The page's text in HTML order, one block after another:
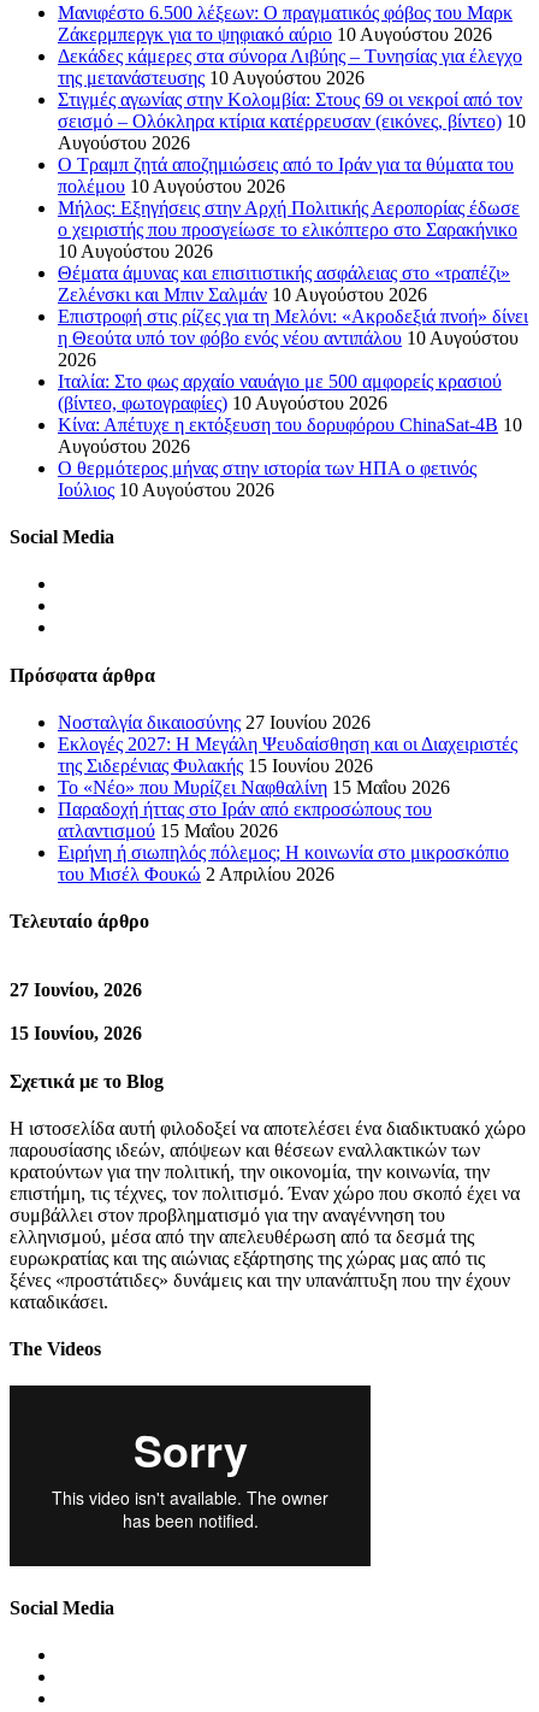
Μανιφέστο 6.500 λέξεων: Ο πραγματικός φόβος του Μαρκ
Ζάκερμπεργκ για το ψηφιακό αύριο 10 Αυγούστου 2026
Δεκάδες κάμερες στα σύνορα Λιβύης – Τυνησίας για έλεγχο
της μετανάστευσης 10 Αυγούστου 2026
Στιγμές αγωνίας στην Κολομβία: Στους 69 οι νεκροί από τον
σεισμό – Ολόκληρα κτίρια κατέρρευσαν (εικόνες, βίντεο) 10
Αυγούστου 2026
Ο Τραμπ ζητά αποζημιώσεις από το Ιράν για τα θύματα του
πολέμου 10 Αυγούστου 2026
Μήλος: Εξηγήσεις στην Αρχή Πολιτικής Αεροπορίας έδωσε
ο χειριστής που προσγείωσε το ελικόπτερο στο Σαρακήνικο
10 Αυγούστου 2026
Θέματα άμυνας και επισιτιστικής ασφάλειας στο «τραπέζι»
Ζελένσκι και Μπιν Σαλμάν 10 Αυγούστου 2026
Επιστροφή στις ρίζες για τη Μελόνι: «Ακροδεξιά πνοή» δίνει
η Θεούτα υπό τον φόβο ενός νέου αντιπάλου 10 Αυγούστου
2026
Ιταλία: Στο φως αρχαίο ναυάγιο με 500 αμφορείς κρασιού
(βίντεο, φωτογραφίες) 10 Αυγούστου 2026
Κίνα: Απέτυχε η εκτόξευση του δορυφόρου ChinaSat-4B 10
Αυγούστου 2026
Ο θερμότερος μήνας στην ιστορία των ΗΠΑ ο φετινός
Ιούλιος 10 Αυγούστου 2026
Social Media
Πρόσφατα άρθρα
Νοσταλγία δικαιοσύνης 27 Ιουνίου 2026
Εκλογές 2027: Η Μεγάλη Ψευδαίσθηση και οι Διαχειριστές
της Σιδερένιας Φυλακής 15 Ιουνίου 2026
Το «Νέο» που Μυρίζει Ναφθαλίνη 15 Μαΐου 2026
Παραδοχή ήττας στο Ιράν από εκπροσώπους του
ατλαντισμού 15 Μαΐου 2026
Ειρήνη ή σιωπηλός πόλεμος; Η κοινωνία στο μικροσκόπιο
του Μισέλ Φουκώ 2 Απριλίου 2026
Τελευταίο άρθρο
27 Ιουνίου, 2026
15 Ιουνίου, 2026
Σχετικά με το Blog
Η ιστοσελίδα αυτή φιλοδοξεί να αποτελέσει ένα διαδικτυακό χώρο
παρουσίασης ιδεών, απόψεων και θέσεων εναλλακτικών των
κρατούντων για την πολιτική, την οικονομία, την κοινωνία, την
επιστήμη, τις τέχνες, τον πολιτισμό. Έναν χώρο που σκοπό έχει να
συμβάλλει στον προβληματισμό για την αναγέννηση του
ελληνισμού, μέσα από την απελευθέρωση από τα δεσμά της
ευρωκρατίας και της αιώνιας εξάρτησης της χώρας μας από τις
ξένες «προστάτιδες» δυνάμεις και την υπανάπτυξη που την έχουν
καταδικάσει.
The Videos
Social Media